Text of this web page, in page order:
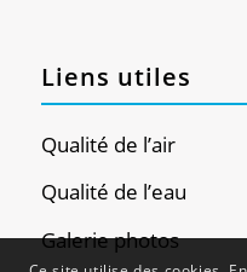
Liens utiles
Qualité de l’air
Qualité de l’eau
Galerie photos